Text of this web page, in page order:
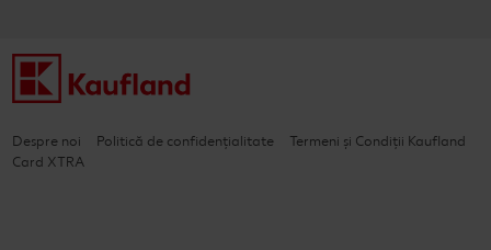
Despre noi Politică de confidențialitate
Termeni și Condiții Kaufland
Card XTRA